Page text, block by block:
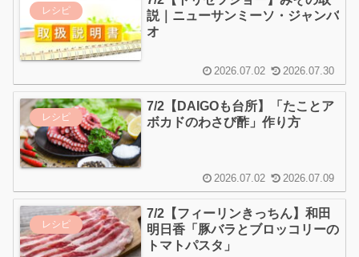
レシピ
説｜ニューサンミーソ・ジャンバ
オ
2026.07.02 2026.07.30
レシピ
7/2【DAIGOも台所】「たことア
ボカドのわさび酢」作り方
2026.07.02 2026.07.09
レシピ
7/2【フィーリンきっちん】和田
明日香「豚バラとブロッコリーの
トマトパスタ」